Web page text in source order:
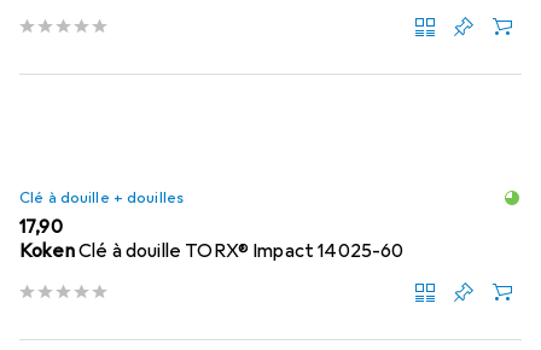
Clé à douille + douilles
EUR
17,90
KokenClé à douille TORX® Impact 14025-60